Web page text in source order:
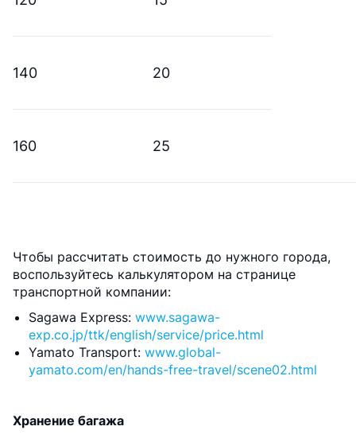
140 20
160 25
Чтобы рассчитать стоимость до нужного города,
воспользуйтесь калькулятором на странице
транспортной компании:
Sagawa Express: www.sagawa-
exp.co.jp/ttk/english/service/price.html
Yamato Transport: www.global-
yamato.com/en/hands-free-travel/scene02.html
Хранение багажа